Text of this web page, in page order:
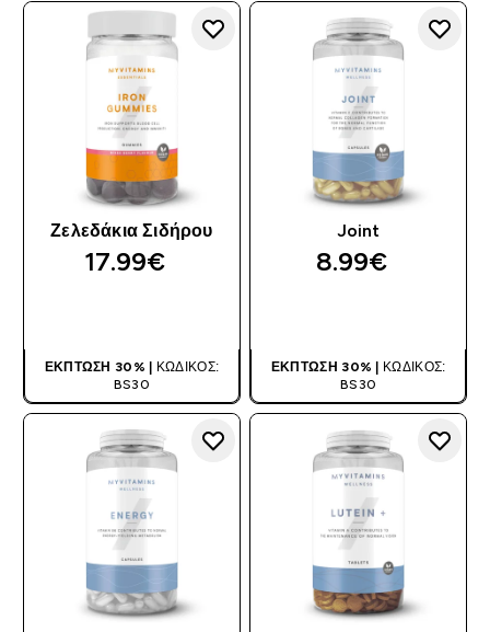
Ζελεδάκια Σιδήρου
17.99€‎
ΈΚΠΤΩΣΗ 30% |
ΚΩΔΙΚΌΣ:
BS30
Joint
8.99€‎
ΈΚΠΤΩΣΗ 30% |
ΚΩΔΙΚΌΣ:
BS30